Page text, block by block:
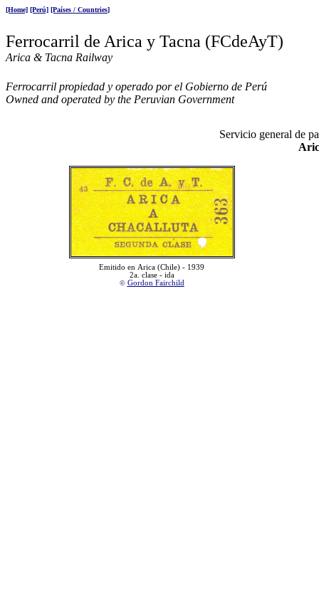
[Home] [Perú] [Países / Countries]
Ferrocarril de Arica y Tacna (FCdeAyT)
Arica & Tacna Railway
Ferrocarril propiedad y operado por el Gobierno de Perú
Owned and operated by the Peruvian Government
Servicio general de
Emitido en Arica (Chile) - 1939
2a. clase - ida
© Gordon Fairchild